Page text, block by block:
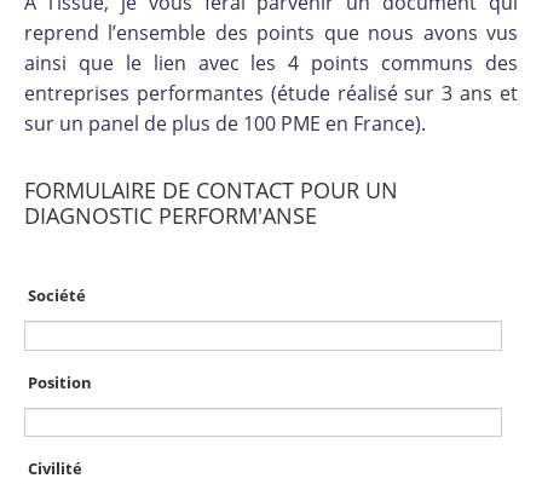
reprend l’ensemble des points que nous avons vus
ainsi que le lien avec les 4 points communs des
entreprises performantes (étude réalisé sur 3 ans et
sur un panel de plus de 100 PME en France).
FORMULAIRE DE CONTACT POUR UN
DIAGNOSTIC PERFORM'ANSE
Société
Position
Civilité